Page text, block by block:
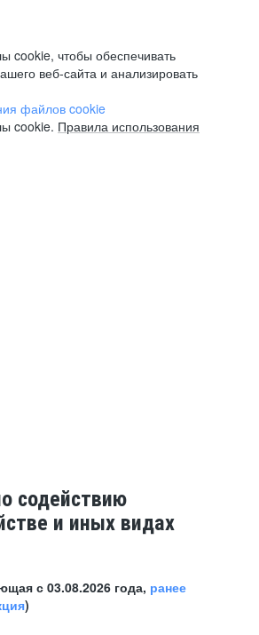
cookie, чтобы обеспечивать
веб-сайта и анализировать
файлов cookie
cookie. Правила использования
содействию
и иных видах
с 03.08.2026 года, ранее
)